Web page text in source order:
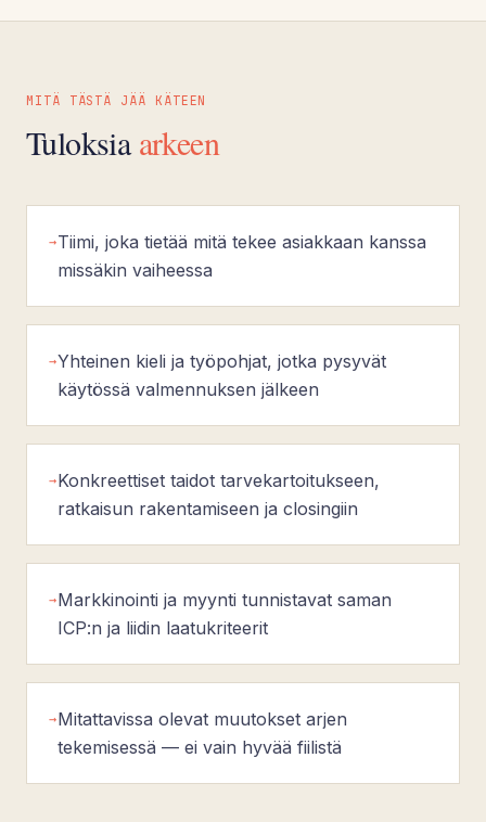
MITÄ TÄSTÄ JÄÄ KÄTEEN
Tuloksiaarkeen
→Tiimi, joka tietää mitä tekee asiakkaan kanssa
missäkin vaiheessa
→Yhteinen kieli ja työpohjat, jotka pysyvät
käytössä valmennuksen jälkeen
→Konkreettiset taidot tarvekartoitukseen,
ratkaisun rakentamiseen ja closingiin
→Markkinointi ja myynti tunnistavat saman
ICP:n ja liidin laatukriteerit
→Mitattavissa olevat muutokset arjen
tekemisessä — ei vain hyvää fiilistä